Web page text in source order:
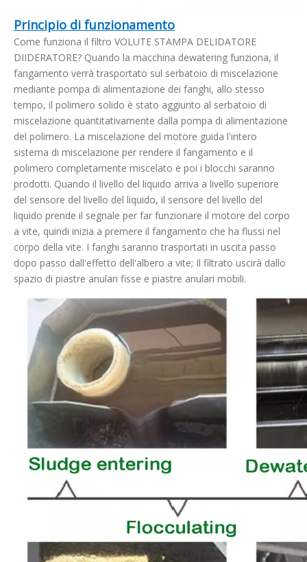
Principio di funzionamento
Come funziona il filtro VOLUTE STAMPA DELIDATORE
DIIDERATORE? Quando la macchina dewatering funziona, il
fangamento verrà trasportato sul serbatoio di miscelazione
mediante pompa di alimentazione dei fanghi, allo stesso
tempo, il polimero solido è stato aggiunto al serbatoio di
miscelazione quantitativamente dalla pompa di alimentazione
del polimero. La miscelazione del motore guida l'intero
sistema di miscelazione per rendere il fangamento e il
polimero completamente miscelato e poi i blocchi saranno
prodotti. Quando il livello del liquido arriva a livello superiore
del sensore del livello del liquido, il sensore del livello del
liquido prende il segnale per far funzionare il motore del corpo
a vite, quindi inizia a premere il fangamento che ha flussi nel
corpo della vite. I fanghi saranno trasportati in uscita passo
dopo passo dall'effetto dell'albero a vite; Il filtrato uscirà dallo
spazio di piastre anulari fisse e piastre anulari mobili.